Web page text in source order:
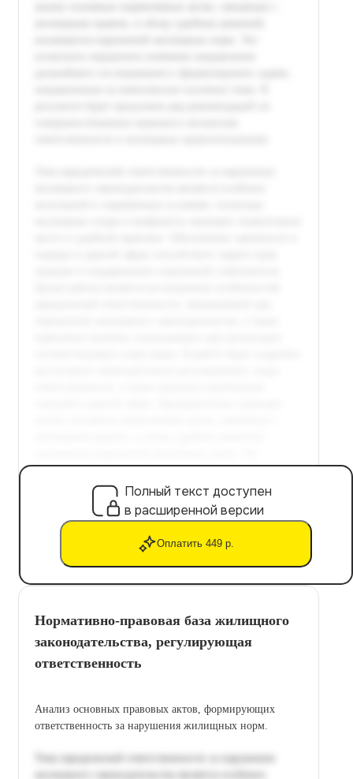
Полный текст доступен
в расширенной версии
Оплатить 449 р.
Нормативно-правовая база жилищного
законодательства, регулирующая
ответственность
Анализ основных правовых актов, формирующих
ответственность за нарушения жилищных норм.